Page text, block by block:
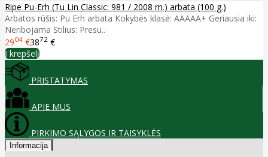
Ripe Pu-Erh (Tu Lin Classic: 981 / 2008 m.) arbata (100 g.)
Arbatos rūšis: Pu Erh arbata Kokybės klasė: AAAAA+ Geriausia iki:
Neribojama Stilius: Presu..
2904 €3872 €
Į krepšelį
PRISTATYMAS
APIE MUS
PIRKIMO SĄLYGOS IR TAISYKLĖS
Informacija